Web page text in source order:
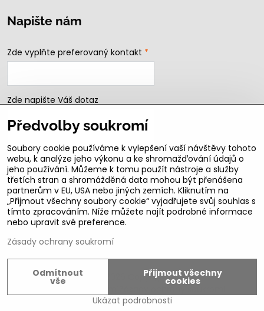
Napište nám
Zde vyplňte preferovaný kontakt *
Zde napište Váš dotaz
Odeslat
B2b podmínky pro registrované partnery
Copyright
Vytvořeno systémem:ByznysWeb.cz
Předvolby soukromí
Soubory cookie používáme k vylepšení vaší návštěvy tohoto
webu, k analýze jeho výkonu a ke shromažďování údajů o
jeho používání. Můžeme k tomu použít nástroje a služby
třetích stran a shromážděná data mohou být přenášena
partnerům v EU, USA nebo jiných zemích. Kliknutím na
„Přijmout všechny soubory cookie“ vyjadřujete svůj souhlas s
tímto zpracováním. Níže můžete najít podrobné informace
nebo upravit své preference.
Zásady ochrany soukromí
Ukázat podrobnosti
Přijmout všechny
cookies
Odmítnout
vše